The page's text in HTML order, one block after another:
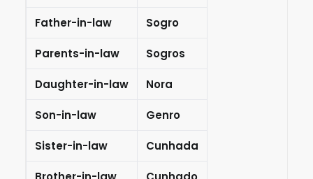
Father-in-law Sogro
Parents-in-law Sogros
Daughter-in-law Nora
Son-in-law Genro
Sister-in-law Cunhada